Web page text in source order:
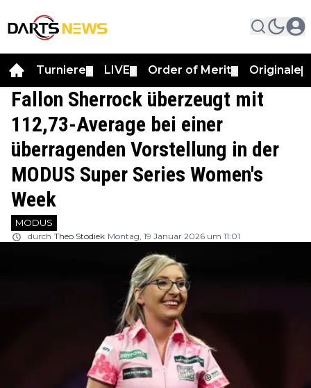
Turniere LIVE Order of Merit Originale
Fallon Sherrock überzeugt mit
112,73-Average bei einer
überragenden Vorstellung in der
MODUS Super Series Women's
Week
MODUS
durch Theo Stodiek Montag, 19 Januar 2026 um 11:01